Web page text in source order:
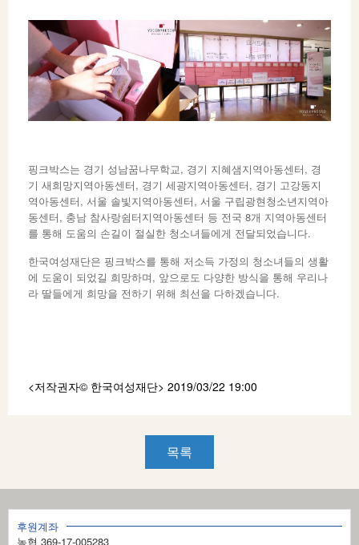
핑크박스는 경기 성남꿈나무학교, 경기 지혜샘지역아동센터, 경
기 새희망지역아동센터, 경기 세광지역아동센터, 경기 고강동지
역아동센터, 서울 솔빛지역아동센터, 서울 구립광현청소년지역아
동센터, 충남 참사랑쉼터지역아동센터 등 전국 8개 지역아동센터
를 통해 도움의 손길이 절실한 청소녀들에게 전달되었습니다.
한국여성재단은 핑크박스를 통해 저소득 가정의 청소녀들의 생활
에 도움이 되었길 희망하며, 앞으로도 다양한 방식을 통해 우리나
라 딸들에게 희망을 전하기 위해 최선을 다하겠습니다.
<저작권자© 한국여성재단> 2019/03/22 19:00
목록
후원계좌
농협 369-17-005283